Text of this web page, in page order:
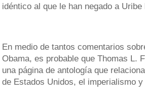
idéntico al que le han negado a
En medio de tantos comentarios
Obama, es probable que Thomas L.
una página de antología que
de Estados Unidos, el imperialismo y